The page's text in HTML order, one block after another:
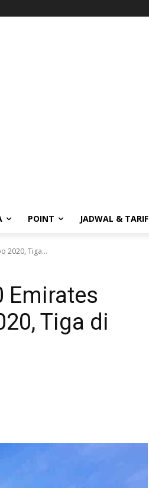
POINT JADWAL & TARIF
2020, Tiga...
Emirates
Tiga di